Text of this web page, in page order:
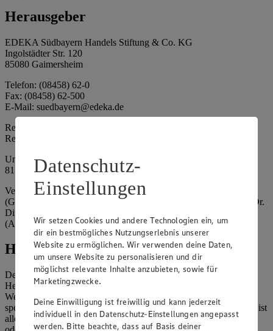
Herausgeber
EDEKA Südbayern Handels Stiftung & Co. KG
Ingolstädter Str. 120
85080 Gaimersheim
Telefon: (08458) 62-0
Fax: (08458) 62-500
E-Mail: suedbayern@edeka.de
Registergericht: Amtsgericht Ingolstadt
Registernummer: HRA 3325
Umsatzsteuer-Identifikationsnummer gem. § 27a UStG: DE
815764015
Vertretungsberechtigte: EDEKA Südbayern Handelsstiftung
(Gesellschafter), Claus Hollinger (Vorstandsmitglied, Sprecher), Dr.
Dirk Eßmann (Vorstandsmitglied), Leo Schwaiberger
(Aufsichtsratsvorsitzender)
Hinweise
Der Inhalt dieser Website ist urheberrechtlich geschützt. Der
Herausgeber gewährt Ihnen jedoch das Recht, den auf dieser
Website bereitgestellten Text ganz oder ausschnittsweise zu
speichern und zu vervielfältigen. Aus Gründen des Urheberrechts ist
allerdings die Speicherung und Vervielfältigung von Bildmaterial
Datenschutz-
Einstellungen
Wir setzen Cookies und andere Technologien ein, um
dir ein bestmögliches Nutzungserlebnis unserer
Website zu ermöglichen. Wir verwenden deine Daten,
um unsere Website zu personalisieren und dir
möglichst relevante Inhalte anzubieten, sowie für
Marketingzwecke.
Deine Einwilligung ist freiwillig und kann jederzeit
individuell in den Datenschutz-Einstellungen angepasst
werden. Bitte beachte, dass auf Basis deiner